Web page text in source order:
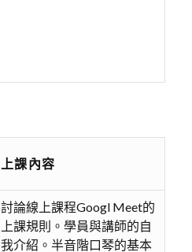
上課內容
討論線上課程Googl Meet的
上課規則。學員與講師的自
我介紹。半音階口琴的基本